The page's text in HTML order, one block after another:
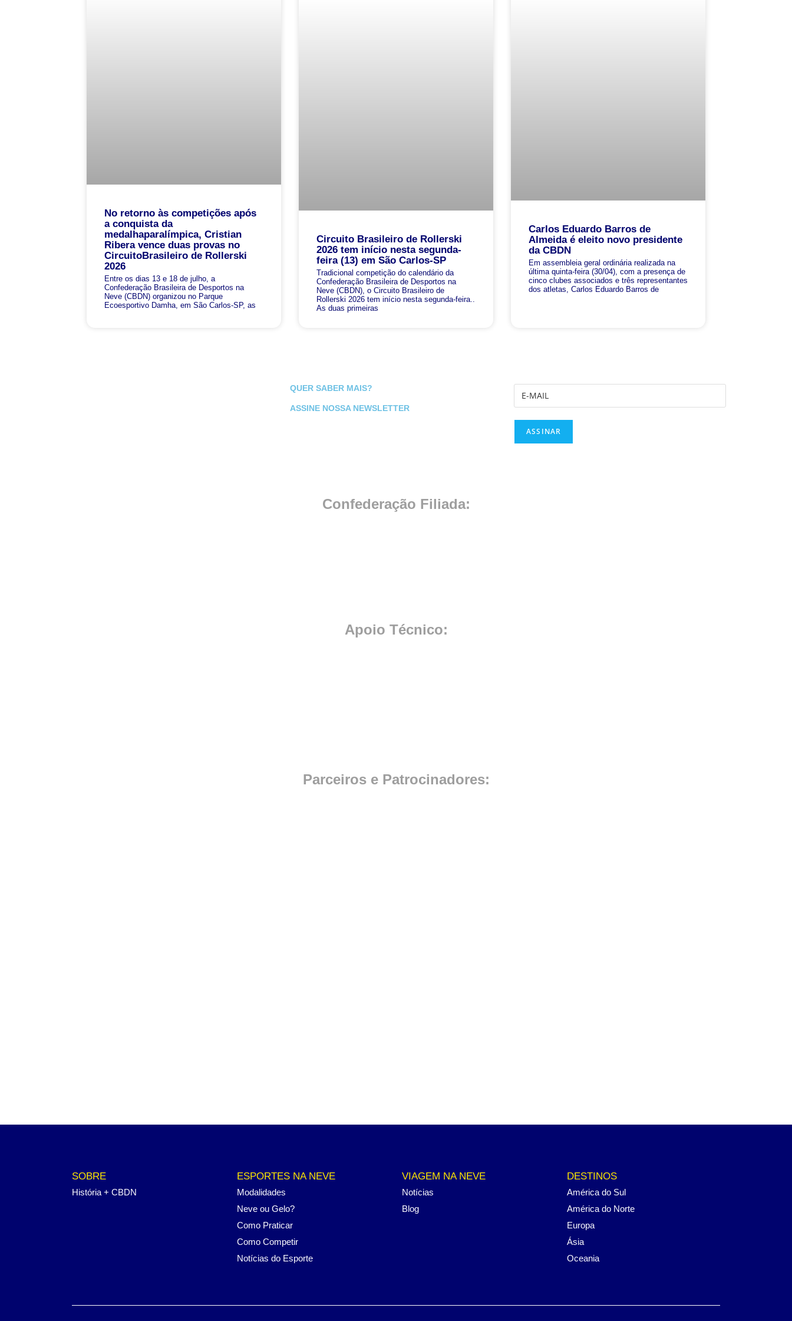
No retorno às competições após
a conquista da
medalhaparalímpica, Cristian
Ribera vence duas provas no
CircuitoBrasileiro de Rollerski
2026
Entre os dias 13 e 18 de julho, a
Confederação Brasileira de Desportos na
Neve (CBDN) organizou no Parque
Ecoesportivo Damha, em São Carlos-SP, as
Circuito Brasileiro de Rollerski
2026 tem início nesta segunda-
feira (13) em São Carlos-SP
Tradicional competição do calendário da
Confederação Brasileira de Desportos na
Neve (CBDN), o Circuito Brasileiro de
Rollerski 2026 tem início nesta segunda-feira..
As duas primeiras
Carlos Eduardo Barros de
Almeida é eleito novo presidente
da CBDN
Em assembleia geral ordinária realizada na
última quinta-feira (30/04), com a presença de
cinco clubes associados e três representantes
dos atletas, Carlos Eduardo Barros de
QUER SABER MAIS?
ASSINE NOSSA NEWSLETTER
Confederação Filiada:
Apoio Técnico:
Parceiros e Patrocinadores:
SOBRE
História + CBDN
ESPORTES NA NEVE
Modalidades
Neve ou Gelo?
Como Praticar
Como Competir
Notícias do Esporte
VIAGEM NA NEVE
Notícias
Blog
DESTINOS
América do Sul
América do Norte
Europa
Ásia
Oceania